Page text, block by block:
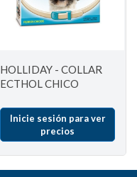
HOLLIDAY - COLLAR
ECTHOL CHICO
Inicie sesión para ver
precios